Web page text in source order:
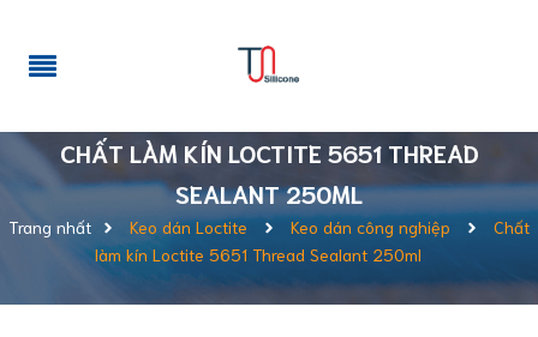
CHẤT LÀM KÍN LOCTITE 5651 THREAD
SEALANT 250ML
Trang nhất Keo dán Loctite Keo dán công nghiệp
Chất
làm kín Loctite 5651 Thread Sealant 250ml